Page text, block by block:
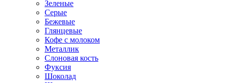
Зеленые
Серые
Бежевые
Глянцевые
Кофе с молоком
Металлик
Слоновая кость
Фуксия
Шоколад